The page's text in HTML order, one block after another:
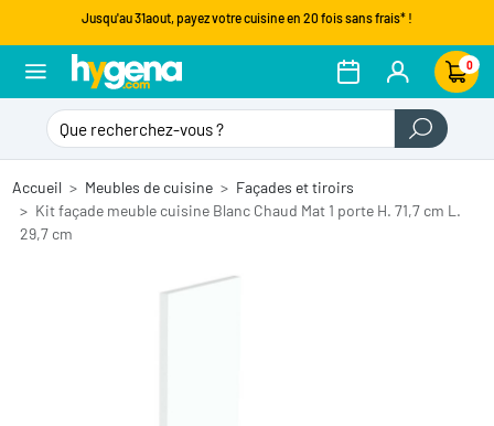
Jusqu'au 31aout, payez votre cuisine en 20 fois sans frais* !
0
Accueil Meubles de cuisine
Façades et tiroirs
Kit façade meuble cuisine Blanc Chaud Mat 1 porte H. 71,7 cm L.
29,7 cm